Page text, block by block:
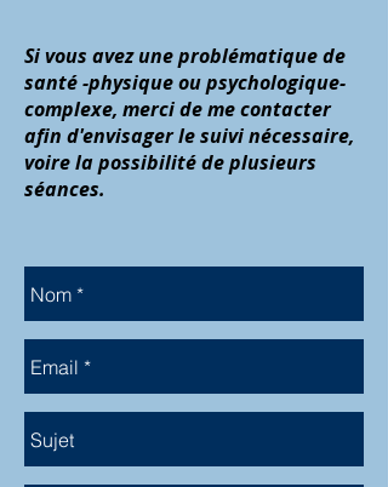
Si vous avez une problématique de
santé -physique ou psychologique-
complexe, merci de me contacter
afin d'envisager le suivi nécessaire,
voire la possibilité de plusieurs
séances.